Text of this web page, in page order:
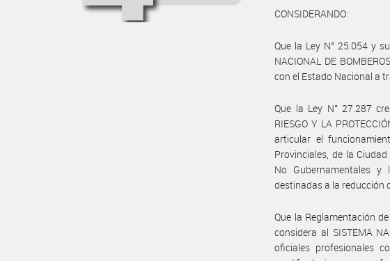
CONSIDERANDO:
Que la Ley N° 25.054 y
NACIONAL DE
con el Estado Nacional a
Que la Ley N° 27.287
RIESGO Y LA
articular el
Provinciales, de la
No Gubernamentales
destinadas a la reducción
Que la Reglamentación
considera al SISTEMA
oficiales profesionales